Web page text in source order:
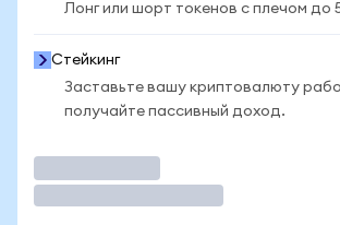
Лонг или шорт токенов с плечом до
Стейкинг
Заставьте вашу криптовалюту
получайте пассивный доход.